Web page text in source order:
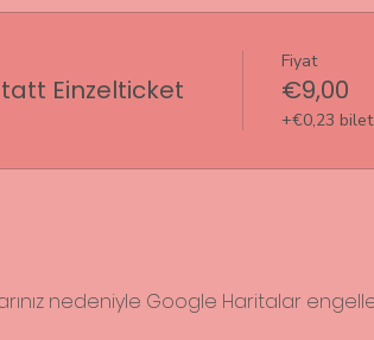
Einzelticket
Fiyat
€9,00
+€0,23
nedeniyle Google Haritalar